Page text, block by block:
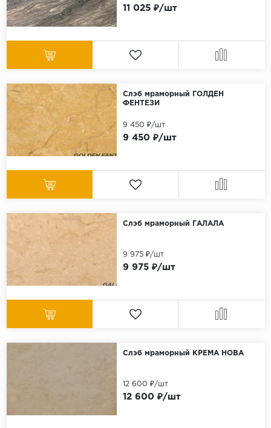
11 025 ₽/шт
Слэб мраморный ГОЛДЕН
ФЕНТЕЗИ
9 450 ₽/шт
9 450 ₽/шт
Слэб мраморный ГАЛАЛА
9 975 ₽/шт
9 975 ₽/шт
Слэб мраморный КРЕМА НОВА
12 600 ₽/шт
12 600 ₽/шт